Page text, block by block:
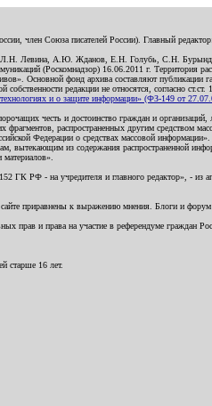
член Союза писателей России). Главный
Л.Н. Левина, А.Ю. Жданов, Е.Н. Голубь, С.Н.
(Роскомнадзор) 16.06.2011 г. Территория
Основной фонд архива составляют публикации
редакции не относятся, согласно ст.ст.
и о защите информации» (ФЗ-149 от
честь и достоинство граждан и
распространенных другим средством
Федерации о средствах массовой информации».
из содержания распространенной
РФ - на учредителя и главного редактор», - из
приравнены к выражению мнения. Блоги и
и права на участие в референдуме граждан
старше 16 лет.